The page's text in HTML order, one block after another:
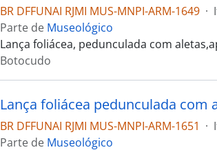
BR DFFUNAI RJMI MUS-MNPI-ARM-1649 ·
Parte de Museológico
Lança foliácea, pedunculada com
Botocudo
Lança foliácea pedunculada com
BR DFFUNAI RJMI MUS-MNPI-ARM-1651 ·
Parte de Museológico